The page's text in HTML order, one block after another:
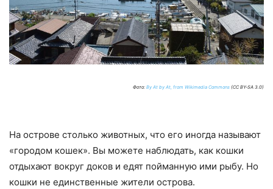
Фото: By At by At, from Wikimedia Commons (CC BY-SA 3.0)
На острове столько животных, что его иногда называют
«городом кошек». Вы можете наблюдать, как кошки
отдыхают вокруг доков и едят пойманную ими рыбу. Но
кошки не единственные жители острова.